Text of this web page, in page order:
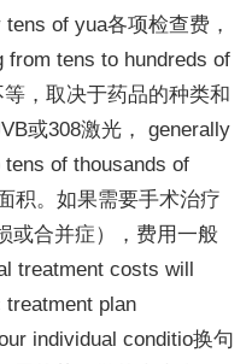
of yua各项检查费，
from tens to hundreds of
，取决于药品的种类和
或308激光， generally
of thousands of
积。如果需要手术治疗
或合并症），费用一般
treatment costs will
plan
individual conditio换句